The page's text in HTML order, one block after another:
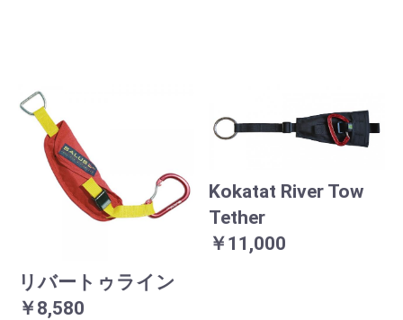
リバートゥライン
￥8,580
Kokatat River Tow
Tether
￥11,000